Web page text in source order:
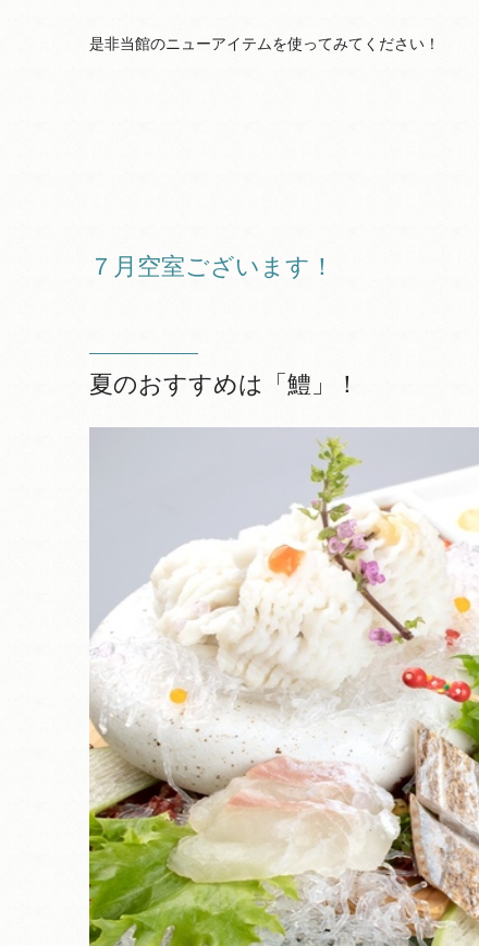
是非当館のニューアイテムを使ってみてください！
７月空室ございます！
夏のおすすめは「鱧」！